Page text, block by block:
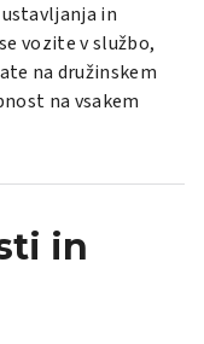
in
vozite v službo,
na družinskem
na vsakem
in